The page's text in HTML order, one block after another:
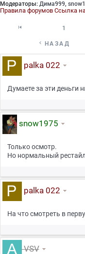
Модераторы: Дима999,
Правила форумов Ссылка
 1
 НАЗАД
palka 022
Думаете за эти деньги
snow1975
Только осмотр.
Но нормальный
palka 022
На что смотреть в
VSV